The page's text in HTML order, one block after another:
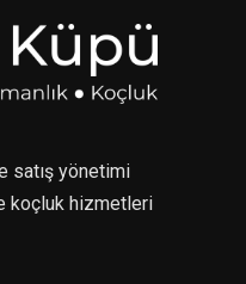
satış yönetimi
koçluk hizmetleri